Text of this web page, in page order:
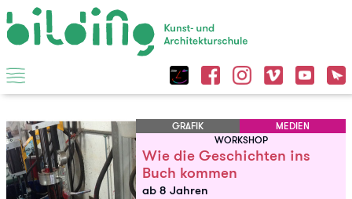
GRAFIK
MEDIEN
WORKSHOP
Wie die Geschichten ins
Buch kommen
ab 8 Jahren